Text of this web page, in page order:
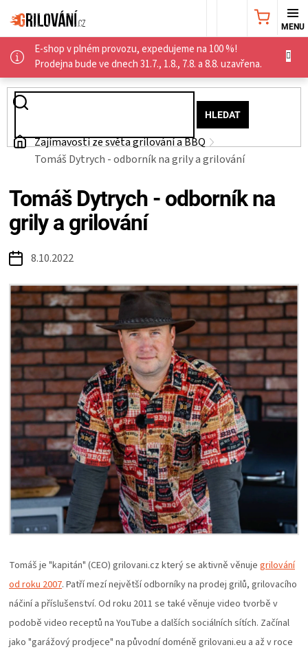
na
obsah
E-shop v plném provozu, expedujeme na 100 %!
Prodejna bude ve dnech 31.7., 1.8., 7.8. a 8.8. uzavřena.
HLEDAT
NÁKUPNÍ
AKČNÍ
NABÍDKA
WEBER
GRILY
UDÍRNY
PALIVO
KOŘENÍ
A
OMÁČKY
NÁDOBÍ
LODGE
VAKUOVAČKY
LEDNICE
NA
ZRÁNÍ
Domů
Zajímavosti ze světa grilování a BBQ
Tomáš Dytrych - odborník na grily a grilování
Tomáš Dytrych - odborník na
grily a grilování
8.10.2022
Tomáš je "kapitán" (CEO) grilovani.cz který se aktivně věnuje grilování
od roku 2007. Patří mezí největší odborníky na prodej grilů, grilovacího
náčiní a příslušenství. Od roku 2011 se také věnuje video tvorbě v
podobě video receptů na YouTube a dalších sociálních sítích. Začínal
jako "garážový prodjece" na původní doméně grilovani.eu a až v roce